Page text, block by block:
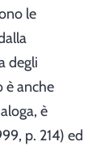
le
degli
è anche
è
p. 214) ed